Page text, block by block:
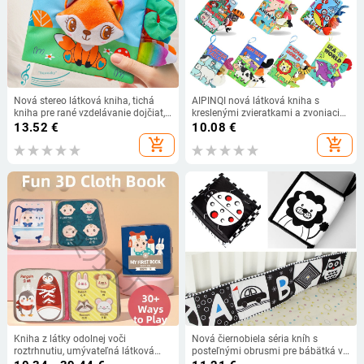
Nová stereo látková kniha, tichá
kniha pre rané vzdelávanie dojčiat,
zvonivý papier, hmatová kognitívna
13.52 €
add_shopping_cart
AIPINQI nová látková kniha s
kreslenými zvieratkami a zvoniacim
papierom, detská hračka, odolná
10.08 €
add_shopping_cart
Kniha z látky odolnej voči
roztrhnutiu, umývateľná látková
Nová čiernobiela séria kníh s
posteľnými obrusmi pre bábätká v